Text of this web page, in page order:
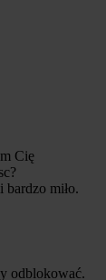
Cię
miło.
odblokować.